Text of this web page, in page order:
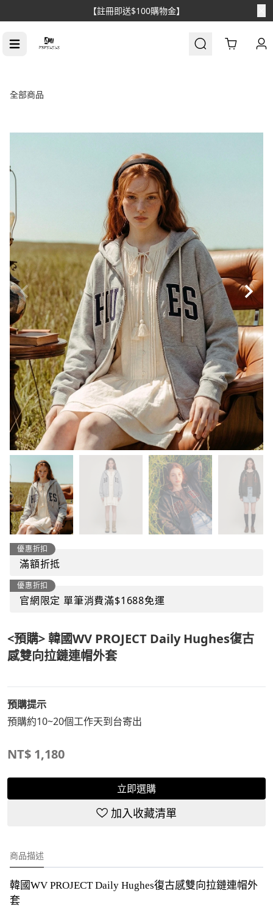
Cart
全部商品
優惠折扣
滿額折抵
優惠折扣
官網限定 單筆消費滿$1688免運
<預購> 韓國WV PROJECT Daily Hughes復古
感雙向拉鏈連帽外套
預購提示
預購約10~20個工作天到台寄出
NT$ 1,180
立即選購
加入收藏清單
商品描述
韓國WV PROJECT Daily Hughes復古感雙向拉鏈連帽外
套